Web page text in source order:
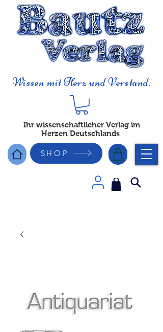
Wissen mit Herz und Verstand.
Ihr wissenschaftlicher Verlag im
Herzen Deutschlands
SHOP